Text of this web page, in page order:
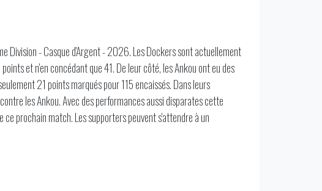
Division - Casque d'Argent - 2026. Les Dockers sont actuellement
et n'en concédant que 41. De leur côté, les Ankou ont eu des
21 points marqués pour 115 encaissés. Dans leurs
les Ankou. Avec des performances aussi disparates cette
prochain match. Les supporters peuvent s'attendre à un